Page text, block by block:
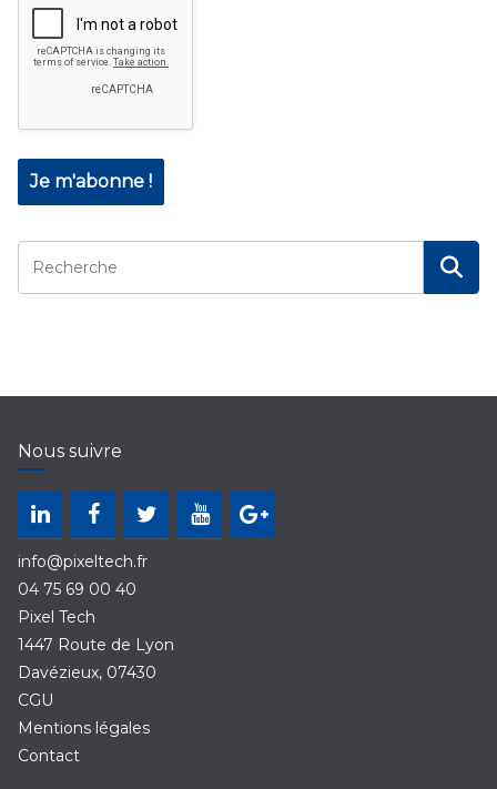
Nous suivre
info@pixeltech.fr
04 75 69 00 40
Pixel Tech
1447 Route de Lyon
Davézieux, 07430
CGU
Mentions légales
Contact